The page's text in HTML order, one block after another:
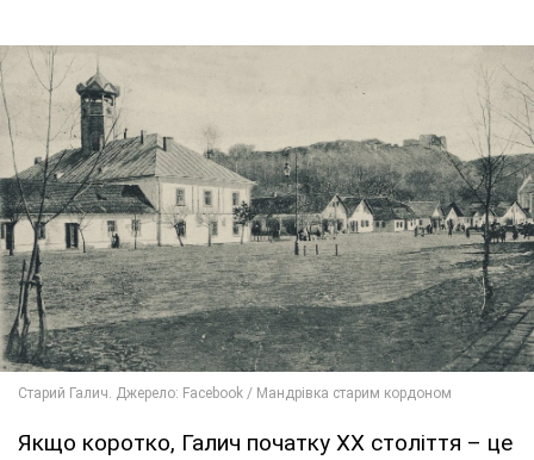
Якщо коротко, Галич початку ХХ століття – це